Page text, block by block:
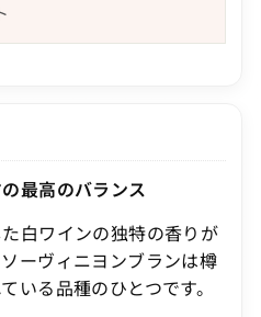
最高のバランス
白ワインの独特の香りが
ーヴィニヨンブランは樽
いる品種のひとつです。